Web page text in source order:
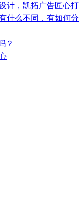
计，凯拓广告匠心打
什么不同，有如何分
？